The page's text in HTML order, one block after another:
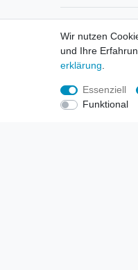
Informationen
Neukunden /
Zahlung
Versandkosten
Entsorgungs-
Wir nutzen
und Ihre
erklärung
Essenziell
Funktional